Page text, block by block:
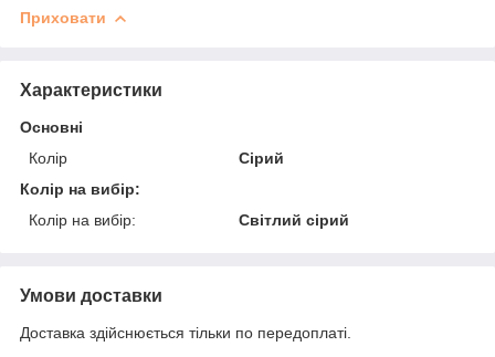
Приховати
Характеристики
Основні
Колір
Сірий
Колір на вибір:
Колір на вибір:
Світлий сірий
Умови доставки
Доставка здійснюється тільки по передоплаті.